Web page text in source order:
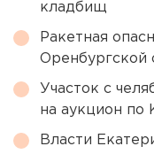
кладбищ
Ракетная
Оренбургской
Участок с
на аукцион по
Власти